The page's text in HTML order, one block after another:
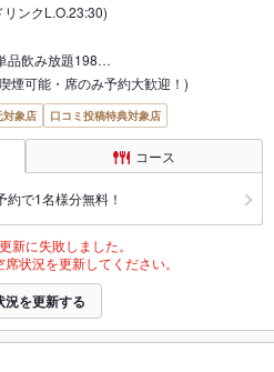
ンクL.O.23:30)
品飲み放題198…
煙可能・席のみ予約大歓迎！)
対象店 口コミ投稿特典対象店
コース
約で1名様分無料！
新に失敗しました。
状況を更新してください。
況を更新する